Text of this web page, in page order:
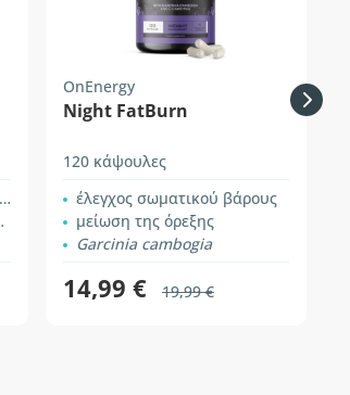
OnEnergy
Night FatBurn
120 κάψουλες
έλεγχος σωματικού βάρους
μείωση της όρεξης
Garcinia cambogia
14,99 € 19,99 €